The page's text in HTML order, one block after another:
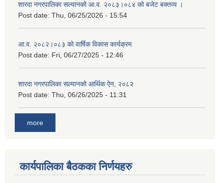
शारदा नगरपालिका सल्यानको आ.व. २०८३।०८४ को बजेट बक्तव्य ।
Post date: Thu, 06/25/2026 - 15:54
आ.व. २०८२।०८३ को वार्षिक विकास कार्यक्रम
Post date: Fri, 06/27/2025 - 12:46
शारदा नगरपालिका सल्यानको आर्थिक ऐन, २०८२
Post date: Thu, 06/26/2025 - 11:31
more
कार्यपालिका बैठकका निर्णयहरु